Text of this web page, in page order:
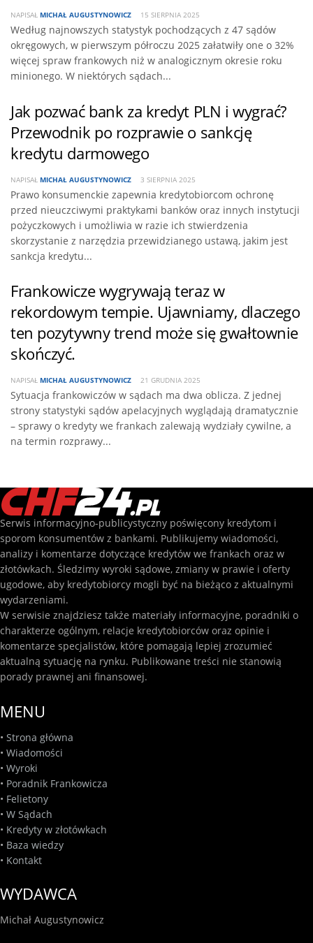
NAPISAŁ MICHAŁ AUGUSTYNOWICZ 15 SIERPNIA 2025
Według najnowszych statystyk pochodzących z 47 sądów
okręgowych, w pierwszym półroczu 2025 załatwiły one o 32%
więcej spraw frankowych niż w analogicznym okresie roku
minionego. W niektórych sądach...
Jak pozwać bank za kredyt PLN i wygrać?
Przewodnik po rozprawie o sankcję
kredytu darmowego
NAPISAŁ MICHAŁ AUGUSTYNOWICZ 3 SIERPNIA 2025
Prawo konsumenckie zapewnia kredytobiorcom ochronę
przed nieuczciwymi praktykami banków oraz innych instytucji
pożyczkowych i umożliwia w razie ich stwierdzenia
skorzystanie z narzędzia przewidzianego ustawą, jakim jest
sankcja kredytu...
Frankowicze wygrywają teraz w
rekordowym tempie. Ujawniamy, dlaczego
ten pozytywny trend może się gwałtownie
skończyć.
NAPISAŁ MICHAŁ AUGUSTYNOWICZ 21 GRUDNIA 2025
Sytuacja frankowiczów w sądach ma dwa oblicza. Z jednej
strony statystyki sądów apelacyjnych wyglądają dramatycznie
– sprawy o kredyty we frankach zalewają wydziały cywilne, a
na termin rozprawy...
Serwis informacyjno-publicystyczny poświęcony kredytom i
sporom konsumentów z bankami. Publikujemy wiadomości,
analizy i komentarze dotyczące kredytów we frankach oraz w
złotówkach. Śledzimy wyroki sądowe, zmiany w prawie i oferty
ugodowe, aby kredytobiorcy mogli być na bieżąco z aktualnymi
wydarzeniami.
W serwisie znajdziesz także materiały informacyjne, poradniki o
charakterze ogólnym, relacje kredytobiorców oraz opinie i
komentarze specjalistów, które pomagają lepiej zrozumieć
aktualną sytuację na rynku. Publikowane treści nie stanowią
porady prawnej ani finansowej.
MENU
• Strona główna
• Wiadomości
• Wyroki
• Poradnik Frankowicza
• Felietony
• W Sądach
• Kredyty w złotówkach
• Baza wiedzy
• Kontakt
WYDAWCA
Michał Augustynowicz